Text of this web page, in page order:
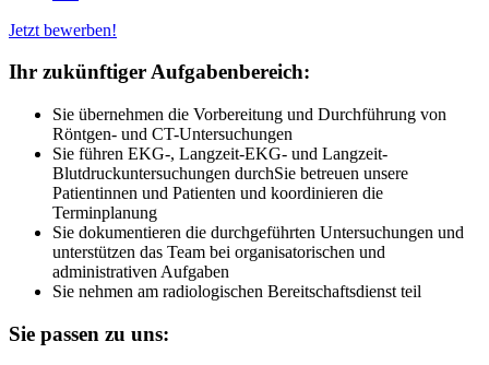
Jetzt bewerben!
Ihr zukünftiger Aufgabenbereich:
Sie übernehmen die Vorbereitung und Durchführung von
Röntgen- und CT-Untersuchungen
Sie führen EKG-, Langzeit-EKG- und Langzeit-
Blutdruckuntersuchungen durchSie betreuen unsere
Patientinnen und Patienten und koordinieren die
Terminplanung
Sie dokumentieren die durchgeführten Untersuchungen und
unterstützen das Team bei organisatorischen und
administrativen Aufgaben
Sie nehmen am radiologischen Bereitschaftsdienst teil
Sie passen zu uns: